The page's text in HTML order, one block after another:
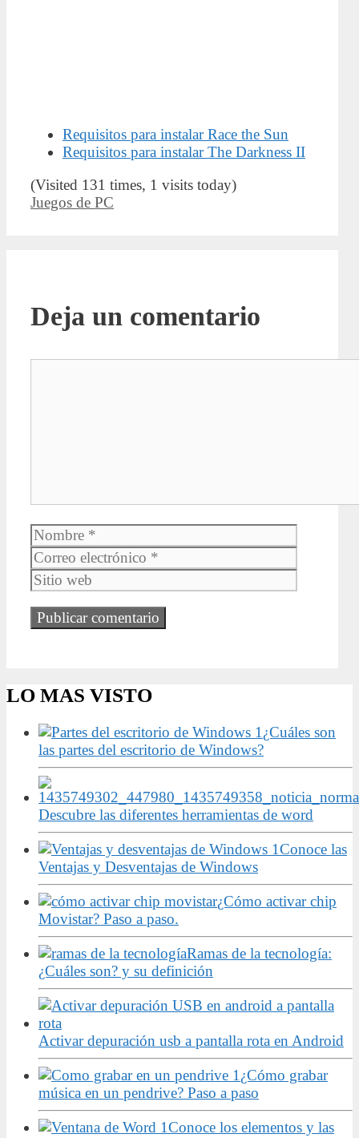
Requisitos para instalar Race the Sun
Requisitos para instalar The Darkness II
(Visited 131 times, 1 visits today)
Categorías
Juegos de PC
Deja un comentario
Nombre
web
LO MAS VISTO
¿Cuáles son
las partes del escritorio de Windows?
Descubre las diferentes herramientas de word
Conoce las
Ventajas y Desventajas de Windows
¿Cómo activar chip
Movistar? Paso a paso.
Ramas de la tecnología:
¿Cuáles son? y su definición
Activar depuración usb a pantalla rota en Android
¿Cómo grabar
música en un pendrive? Paso a paso
Conoce los elementos y las